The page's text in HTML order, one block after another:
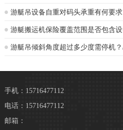
手机：15716477112
电话：15716477112
邮箱：